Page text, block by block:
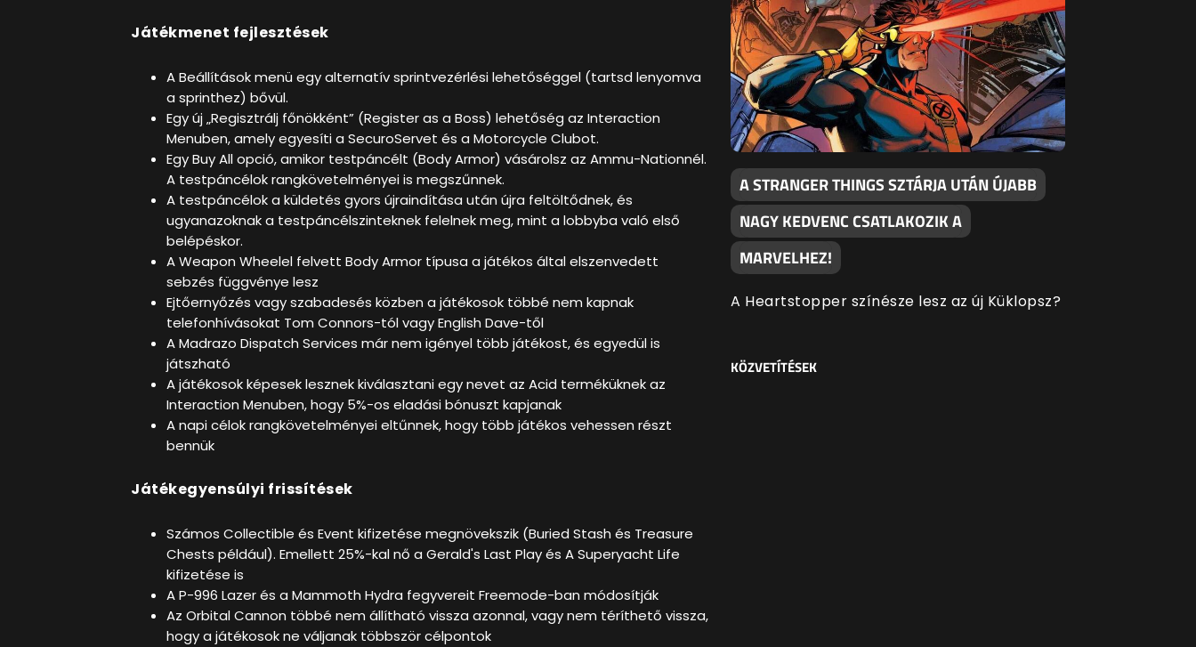
Játékmenet fejlesztések
A Beállítások menü egy alternatív sprintvezérlési lehetőséggel (tartsd lenyomva
a sprinthez) bővül.
Egy új „Regisztrálj főnökként” (Register as a Boss) lehetőség az Interaction
Menuben, amely egyesíti a SecuroServet és a Motorcycle Clubot.
Egy Buy All opció, amikor testpáncélt (Body Armor) vásárolsz az Ammu-Nationnél.
A testpáncélok rangkövetelményei is megszűnnek.
A testpáncélok a küldetés gyors újraindítása után újra feltöltődnek, és
ugyanazoknak a testpáncélszinteknek felelnek meg, mint a lobbyba való első
belépéskor.
A Weapon Wheelel felvett Body Armor típusa a játékos által elszenvedett
sebzés függvénye lesz
Ejtőernyőzés vagy szabadesés közben a játékosok többé nem kapnak
telefonhívásokat Tom Connors-tól vagy English Dave-től
A Madrazo Dispatch Services már nem igényel több játékost, és egyedül is
játszható
A játékosok képesek lesznek kiválasztani egy nevet az Acid terméküknek az
Interaction Menuben, hogy 5%-os eladási bónuszt kapjanak
A napi célok rangkövetelményei eltűnnek, hogy több játékos vehessen részt
bennük
Játékegyensúlyi frissítések
Számos Collectible és Event kifizetése megnövekszik (Buried Stash és Treasure
Chests például). Emellett 25%-kal nő a Gerald's Last Play és A Superyacht Life
kifizetése is
A P-996 Lazer és a Mammoth Hydra fegyvereit Freemode-ban módosítják
Az Orbital Cannon többé nem állítható vissza azonnal, vagy nem téríthető vissza,
hogy a játékosok ne váljanak többször célpontok
A STRANGER THINGS SZTÁRJA UTÁN ÚJABB
NAGY KEDVENC CSATLAKOZIK A
MARVELHEZ!
A Heartstopper színésze lesz az új Küklopsz?
KÖZVETÍTÉSEK